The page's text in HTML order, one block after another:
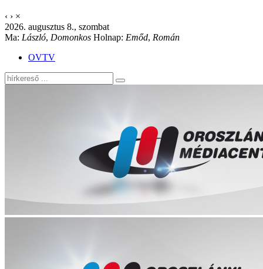
‹ › ×
2026. augusztus 8., szombat
Ma: László, Domonkos Holnap: Emőd, Román
OVTV